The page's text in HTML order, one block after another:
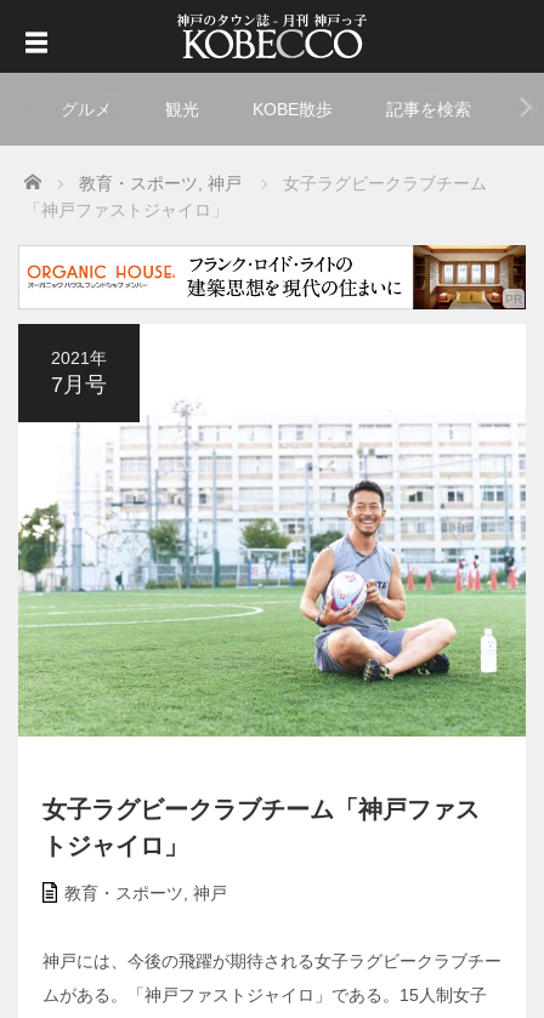
グルメ 観光 KOBE散歩 記事を検索
Home 教育・スポーツ 神戸
女子ラグビークラブチーム
「神戸ファストジャイロ」
2021年
7月号
女子ラグビークラブチーム「神戸ファス
トジャイロ」
教育・スポーツ 神戸
神戸には、今後の飛躍が期待される女子ラグビークラブチー
ムがある。「神戸ファストジャイロ」である。15人制女子